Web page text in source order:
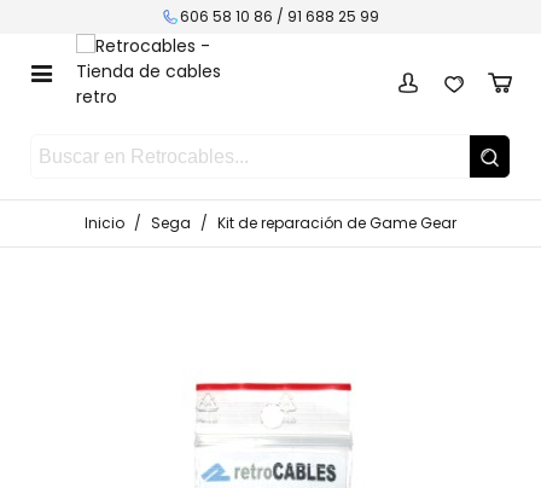
606 58 10 86 / 91 688 25 99
Inicio / Sega / Kit de reparación de Game Gear